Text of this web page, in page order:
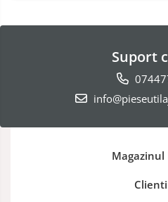
Suport
Magazinul
Clienti